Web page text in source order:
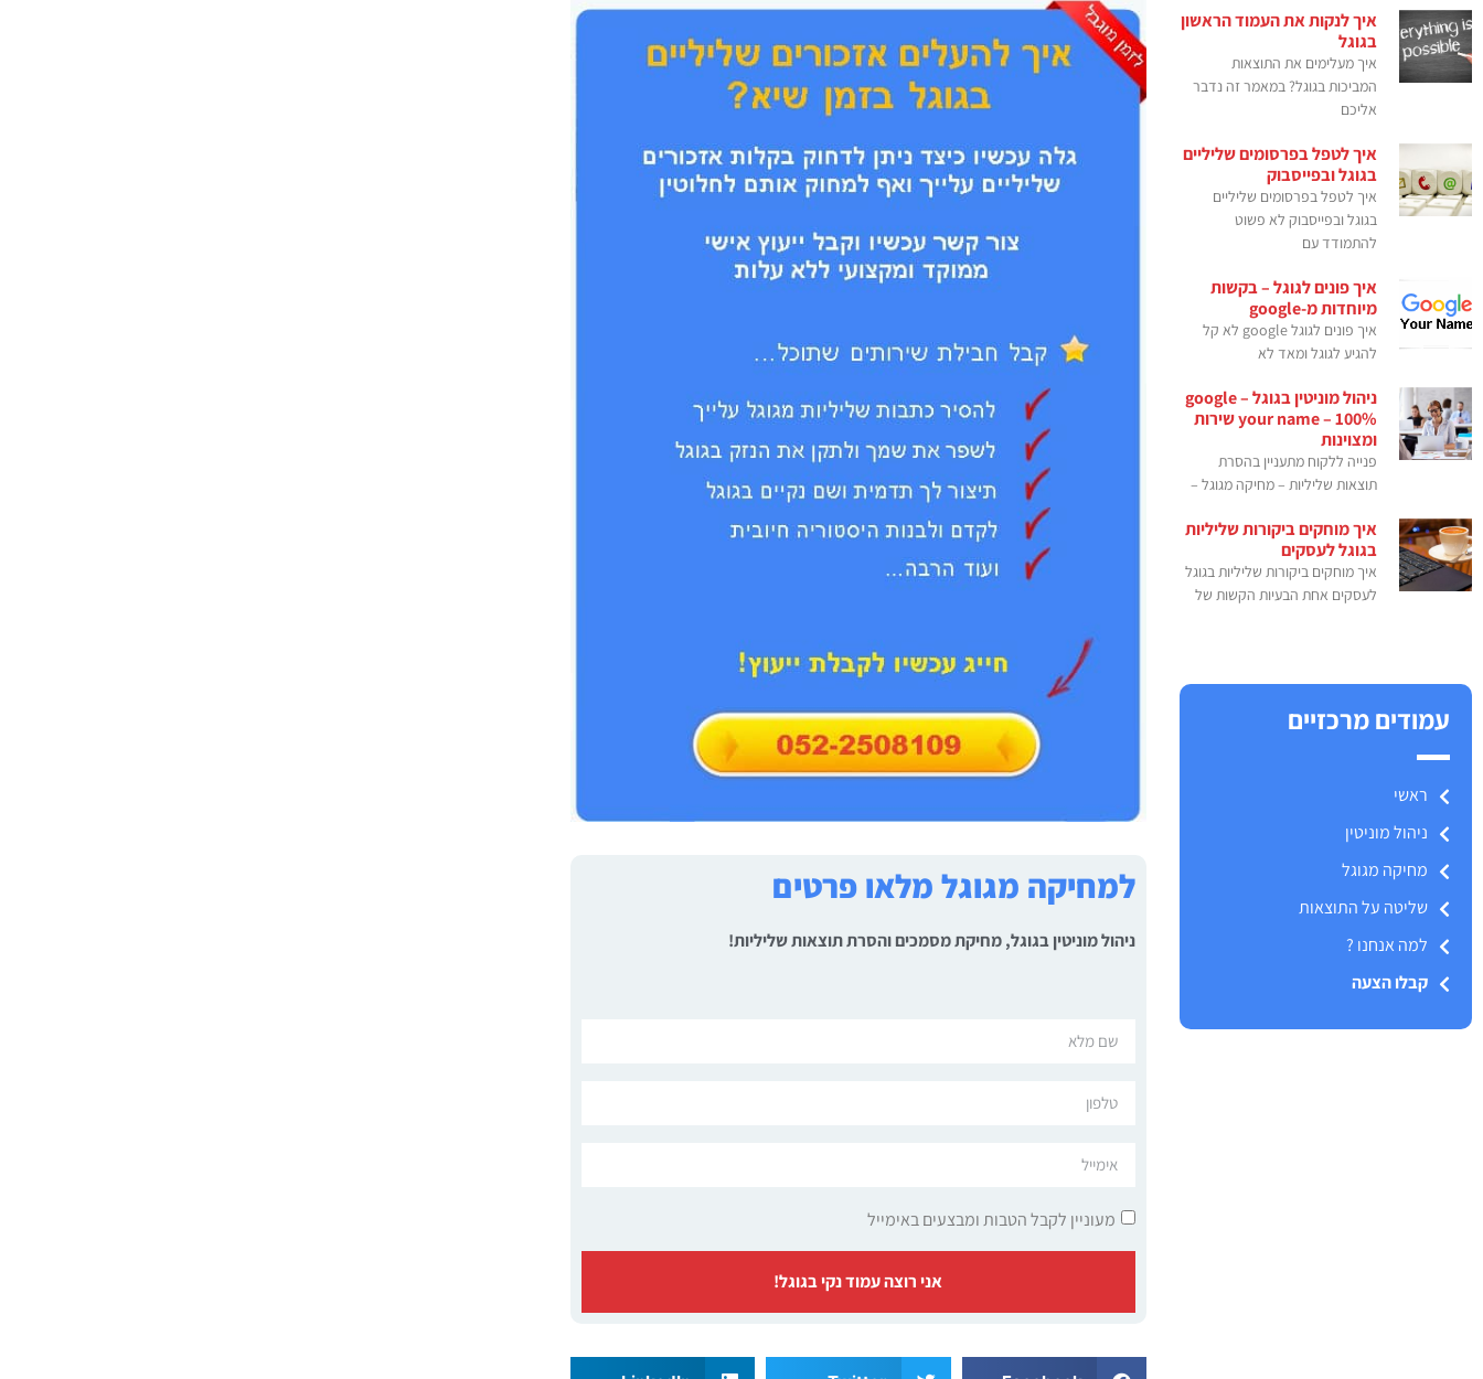
איך לנקות את העמוד הראשון
בגוגל
איך מעלימים את התוצאות
המביכות בגוגל? במאמר זה נדבר
אליכם
איך לטפל בפרסומים שליליים
בגוגל ובפייסבוק
איך לטפל בפרסומים שליליים
בגוגל ובפייסבוק לא פשוט
להתמודד עם
איך פונים לגוגל – בקשות
מיוחדות מ-google
איך פונים לגוגל google לא קל
להגיע לגוגל ומאד לא
ניהול מוניטין בגוגל – google
your name – 100% שירות
ומצוינות
פנייה ללקוח מתעניין בהסרת
תוצאות שליליות – מחיקה מגוגל –
איך מוחקים ביקורות שליליות
בגוגל לעסקים
איך מוחקים ביקורות שליליות בגוגל
לעסקים אחת הבעיות הקשות של
עמודים מרכזיים
ראשי
ניהול מוניטין
מחיקה מגוגל
שליטה על התוצאות
למה אנחנו ?
קבלו הצעה
למחיקה מגוגל מלאו פרטים
ניהול מוניטין בגוגל, מחיקת מסמכים והסרת תוצאות שליליות!
מעוניין לקבל הטבות ומבצעים באימייל
אני רוצה עמוד נקי בגוגל!